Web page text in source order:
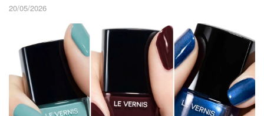
20/05/2026